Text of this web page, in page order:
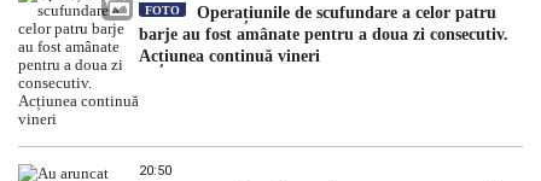
FOTO
Operațiunile de scufundare a celor patru
barje au fost amânate pentru a doua zi consecutiv.
Acțiunea continuă vineri
20:50